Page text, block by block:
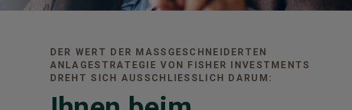
DER WERT DER MASSGESCHNEIDERTEN A
NLAGESTRATEGIE VON FISHER INVESTMENTS D
REHT SICH AUSSCHLIESSLICH DARUM: